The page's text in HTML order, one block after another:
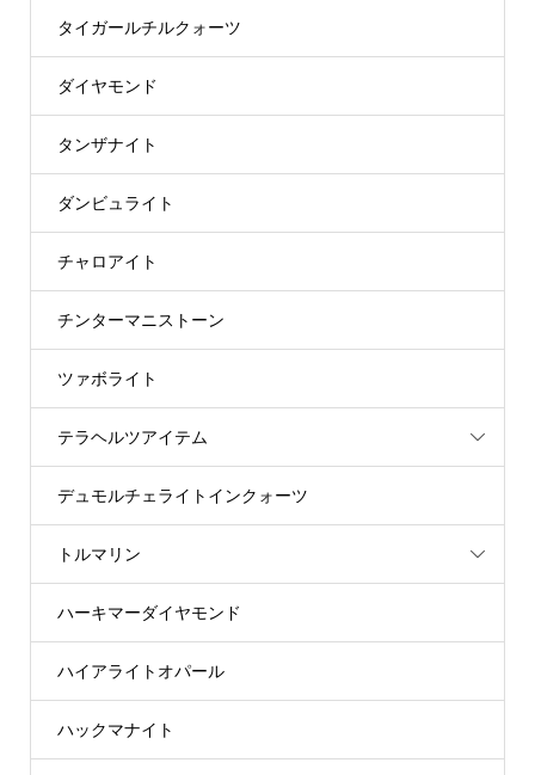
タイガールチルクォーツ
ダイヤモンド
タンザナイト
ダンビュライト
チャロアイト
チンターマニストーン
ツァボライト
テラヘルツアイテム
デュモルチェライトインクォーツ
トルマリン
ハーキマーダイヤモンド
ハイアライトオパール
ハックマナイト